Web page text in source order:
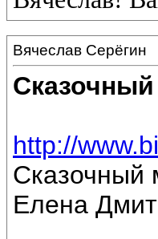
Вячеслав Серёгин
http://
Сказочный
Елена